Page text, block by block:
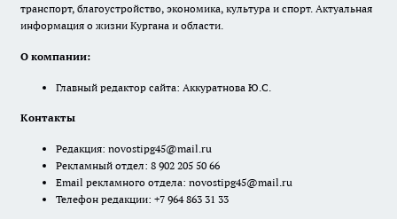
транспорт, благоустройство, экономика, культура и спорт. Актуальная
информация о жизни Кургана и области.
О компании:
Главный редактор сайта: Аккуратнова Ю.С.
Контакты
Редакция: novostipg45@mail.ru
Рекламный отдел: 8 902 205 50 66
Email рекламного отдела: novostipg45@mail.ru
Телефон редакции: +7 964 863 31 33